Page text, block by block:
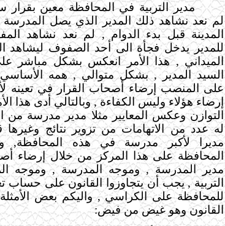
مدير التربية في المحافظة معين
لم نعد نشاهد ذلك المدير الذي يصل
المدينة قبل بدء الدوام , لم نعد نشاهد
للمدير يدخل فجأة الى أحد الصفوف ليشاهد
الميداني , هذا الأمر انعكس بشكل مباشر
السيد المدير , بشكل متوالي , همه
على المنصب إرضاء أصحاب القرار في تعينه
إرضاء هؤلاء وليس الكفاءة , وبالتالي أدى هذا
التوازن وعكس المعايير مثلا مدير مدرسة
له عدد من الاتهامات من تزوير نتائج
مديرا لأكبر مدرسة في هذه المحافظة,
المحافظة على هذا المركز من خلال إرضاء
مدير المدرسة , وموجه المدرسة , وموجه
التربية , يجب أن يتجاوزوا القانون على حساب
للمحافظة على الكراسي,واليكم بعض
القانون وهو غيض من فيض: